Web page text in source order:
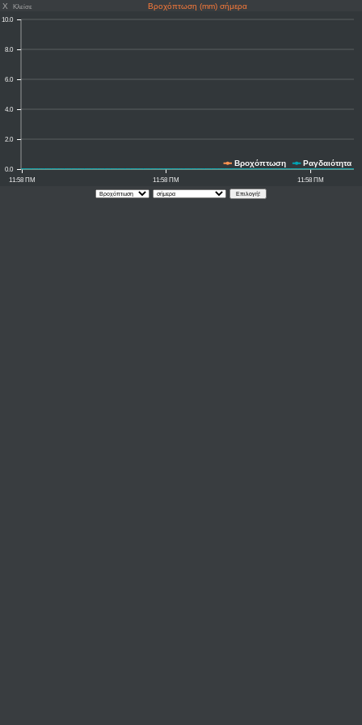
X Κλείσε Βροχόπτωση (mm) σήμερα